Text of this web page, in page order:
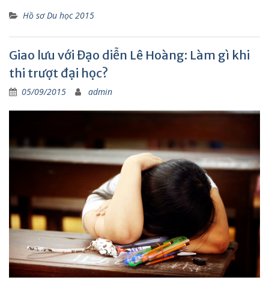
Hồ sơ Du học 2015
Giao lưu với Đạo diễn Lê Hoàng: Làm gì khi
thi trượt đại học?
05/09/2015 admin